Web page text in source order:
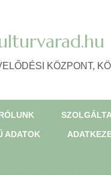
KÖZPONT,
ADATOK